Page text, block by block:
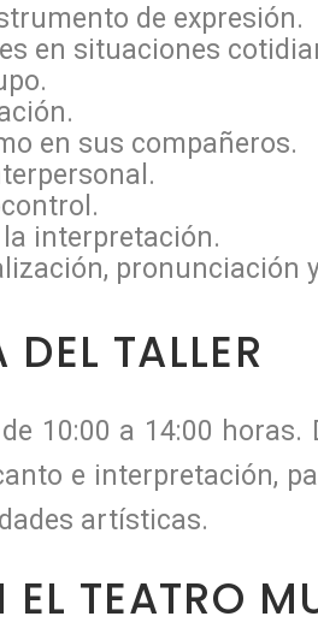
de expresión.
en situaciones
en sus compañeros.
interpretación.
pronunciación
TALLER
10:00 a 14:00 horas.
e interpretación,
artísticas.
EL TEATRO